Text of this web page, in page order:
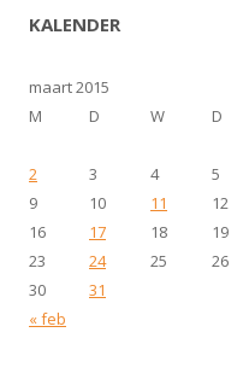
KALENDER
maart 2015
M
D W D
« feb
2
3 4 5
9
10 11 12
16
17 18 19
23
24 25 26
30
31